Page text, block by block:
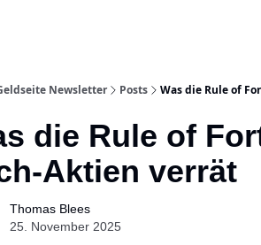
Newsletter Posts Was die Rule of
die Rule of
Aktien verrät
Thomas Blees
25. November 2025